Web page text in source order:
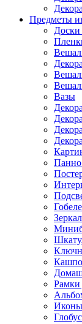
Предметы
Доски
Вазы
Панно
Кашпо
Рамки
Иконы